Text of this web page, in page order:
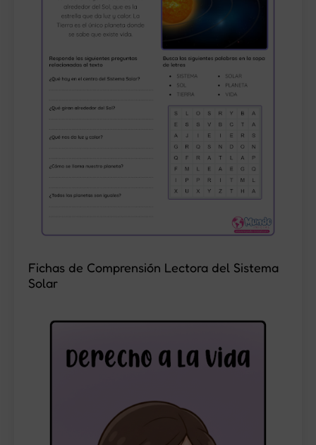
Fichas de Comprensión Lectora del Sistema
Solar